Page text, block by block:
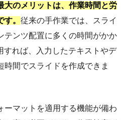
大のメリットは、作業時間と労
。 従来の手作業では、スライ
テンツ配置に多くの時間がかか
すれば、入力したテキストやデ
時間でスライドを作成できま
ーマットを適用する機能が備わ